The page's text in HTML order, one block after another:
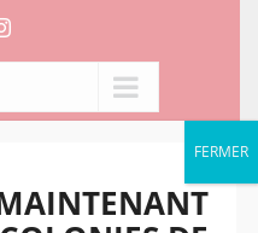
Instagram
FERMER